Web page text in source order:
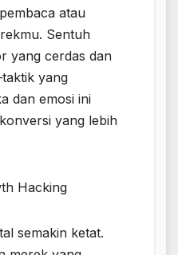
atau
Sentuh
yang cerdas dan
yang
dan emosi ini
yang lebih
Hacking
semakin ketat.